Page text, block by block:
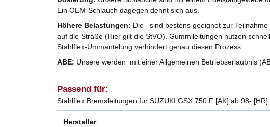
Ein OEM-Schlauch dagegen dehnt sich aus.
Höhere Belastungen: Die sind bestens geeignet zur
auf die Straße (Hier gilt die StVO). Gummileitungen nutzen
Stahlflex-Ummantelung verhindert genau diesen Prozess.
ABE: Unsere werden mit einer Allgemeinen Betriebserlaubnis
Passend für:
Stahlflex Bremsleitungen für SUZUKI GSX 750 F [AK] ab 98- [HR]
Hersteller